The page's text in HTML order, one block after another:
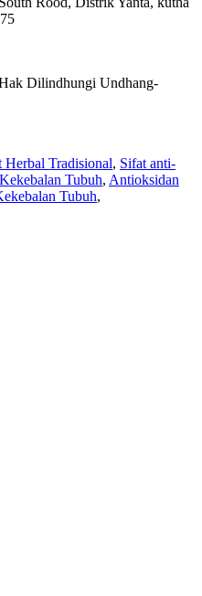
Dilindhungi Undhang-
Herbal Tradisional, Sifat anti-
Tubuh, Antioksidan
Tubuh,